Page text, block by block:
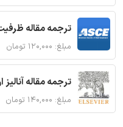
ترجمه مقاله
مبلغ: ۱۲۰,۰۰۰ تومان
ترجمه مقاله
مبلغ: ۱۴۰,۰۰۰ تومان